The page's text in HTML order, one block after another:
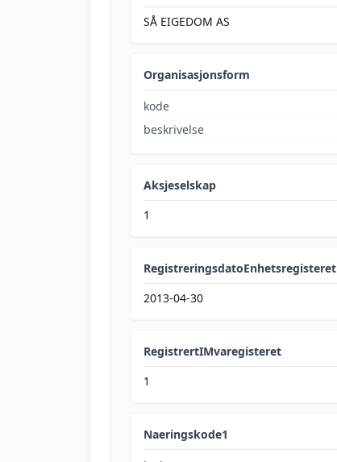
SÅ EIGEDOM AS
Organisasjonsform
kode
beskrivelse
Aksjeselskap
1
RegistreringsdatoEnhetsregisteret
2013-04-30
RegistrertIMvaregisteret
1
Naeringskode1